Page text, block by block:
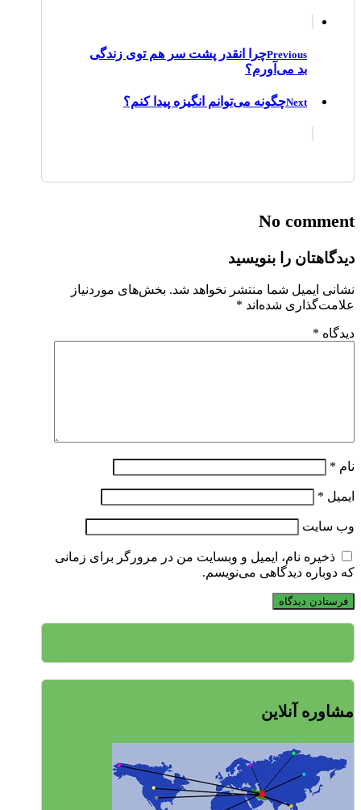
Previousچرا انقدر پشت سر هم توی زندگی
بد می‌آورم؟
Nextچگونه می‌توانم انگیزه پیدا کنم؟
No comment
دیدگاهتان را بنویسید
نشانی ایمیل شما منتشر نخواهد شد. بخش‌های موردنیاز
علامت‌گذاری شده‌اند *
دیدگاه *
نام *
ایمیل *
وب‌ سایت
ذخیره نام، ایمیل و وبسایت من در مرورگر برای زمانی
که دوباره دیدگاهی می‌نویسم.
مشاوره آنلاین